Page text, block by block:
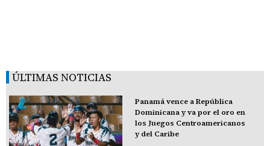
ÚLTIMAS NOTICIAS
Panamá vence a República
Dominicana y va por el oro en
los Juegos Centroamericanos
y del Caribe